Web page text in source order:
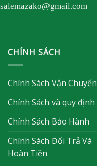
salemazako@gmail.com
CHÍNH SÁCH
Chính Sách Vận Chuyển
Chính Sách và quy định
Chính Sách Bảo Hành
Chính Sách Đổi Trả Và
Hoàn Tiền